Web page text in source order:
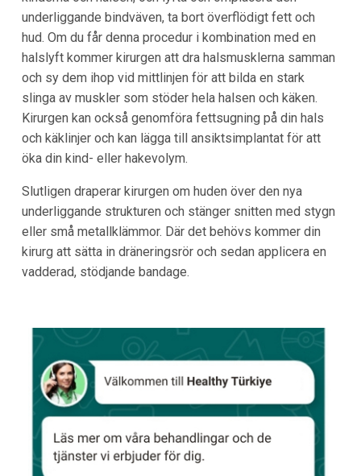
underliggande bindväven, ta bort överflödigt fett och
hud. Om du får denna procedur i kombination med en
halslyft kommer kirurgen att dra halsmusklerna samman
och sy dem ihop vid mittlinjen för att bilda en stark
slinga av muskler som stöder hela halsen och käken.
Kirurgen kan också genomföra fettsugning på din hals
och käklinjer och kan lägga till ansiktsimplantat för att
öka din kind- eller hakevolym.
Slutligen draperar kirurgen om huden över den nya
underliggande strukturen och stänger snitten med stygn
eller små metallklämmor. Där det behövs kommer din
kirurg att sätta in dräneringsrör och sedan applicera en
vadderad, stödjande bandage.